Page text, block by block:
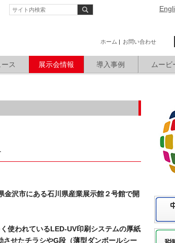
ホーム お問い合わせ
ース 展示会情報 導入事例 ムービ
沢市にある石川県産業展示館２号館で開
使われているLED-UV印刷システムの厚紙
せたチラシやG段（薄型ダンボールシー